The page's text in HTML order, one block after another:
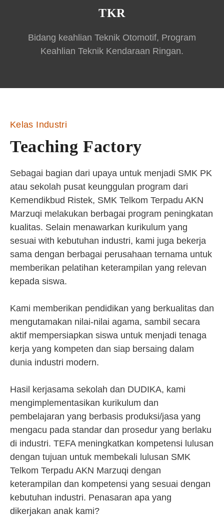
TKR
Bidang keahlian Teknik Otomotif, Program
Keahlian Teknik Kendaraan Ringan.
Kelas Industri
Teaching Factory
Sebagai bagian dari upaya untuk menjadi SMK PK
atau sekolah pusat keunggulan program dari
Kemendikbud Ristek, SMK Telkom Terpadu AKN
Marzuqi melakukan berbagai program peningkatan
kualitas. Selain menawarkan kurikulum yang
sesuai with kebutuhan industri, kami juga bekerja
sama dengan berbagai perusahaan ternama untuk
memberikan pelatihan keterampilan yang relevan
kepada siswa.
Kami memberikan pendidikan yang berkualitas dan
mengutamakan nilai-nilai agama, sambil secara
aktif mempersiapkan siswa untuk menjadi tenaga
kerja yang kompeten dan siap bersaing dalam
dunia industri modern.
Hasil kerjasama sekolah dan DUDIKA, kami
mengimplementasikan kurikulum dan
pembelajaran yang berbasis produksi/jasa yang
mengacu pada standar dan prosedur yang berlaku
di industri. TEFA meningkatkan kompetensi lulusan
dengan tujuan untuk membekali lulusan SMK
Telkom Terpadu AKN Marzuqi dengan
keterampilan dan kompetensi yang sesuai dengan
kebutuhan industri. Penasaran apa yang
dikerjakan anak kami?